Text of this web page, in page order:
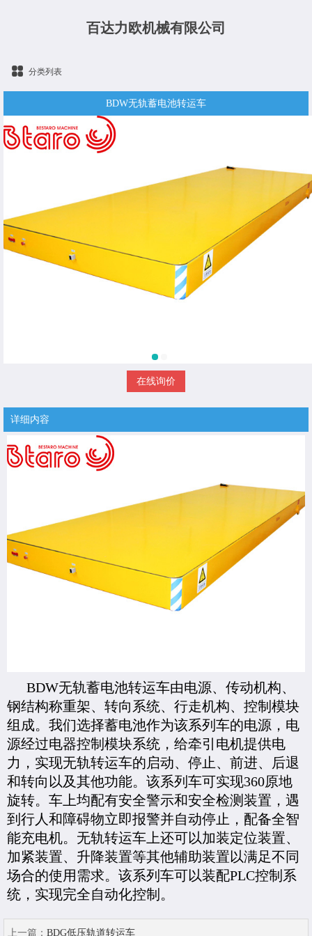
百达力欧机械有限公司
分类列表
BDW无轨蓄电池转运车
在线询价
详细内容
BDW无轨蓄电池转运车由电源、传动机构、
钢结构称重架、转向系统、行走机构、控制模块
组成。我们选择蓄电池作为该系列车的电源，电
源经过电器控制模块系统，给牵引电机提供电
力，实现无轨转运车的启动、停止、前进、后退
和转向以及其他功能。该系列车可实现360原地
旋转。车上均配有安全警示和安全检测装置，遇
到行人和障碍物立即报警并自动停止，配备全智
能充电机。无轨转运车上还可以加装定位装置、
加紧装置、升降装置等其他辅助装置以满足不同
场合的使用需求。该系列车可以装配PLC控制系
统，实现完全自动化控制。
上一篇： BDG低压轨道转运车